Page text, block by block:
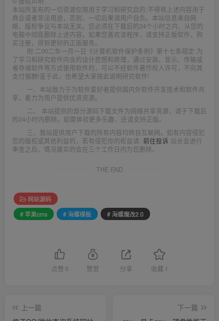
本站所发布的一切资源仅限用于学习和研究目的;不得将上述内容用于
商业或者非法用途，否则，一切后果请用户自负。本站信息来自网
络，版权争议与本站无关。您必须在下载后的24个小时之内，从您的
电脑中彻底删除上述内容。如果您喜欢该程序，请支持正版软件，购
买注册，得到更好的正版服务。
附:二00二年一月一日《计算机软件保护条例》第十七条规定:为
了学习和研究软件内含的设计思想和原理，通过安装、显示、传输或
者存储软件等方式使用软件的，可以不经软件著作权人许可，不向其
支付报酬!鉴于此，也希望大家按此说明研究软件!
一、本站致力于为软件爱好者提供国内外软件开发技术和软件共
享，着力为用户提供优资资源。
二、 本站提供的部分源码下载文件为网络共享资源，请于下载后
的24小时内删除。如需体验更多乐趣，还请支持正版。
三、我站提供用户下载的所有内容均转自互联网。如有内容侵犯
您的版权或其他利益的，若有侵犯你的权益请: 前往投诉 站长会进行
审查之后，情况属实的会在三个工作日内为您删除。
THE END
网站源码
# 苹果cms
# 海螺模板 # 海螺魔改2.0
点赞 0 赞赏 分享 收藏 1
上一篇
下一篇